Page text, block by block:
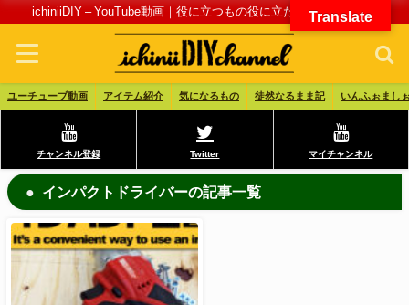
ichiniiDIY – YouTube動画｜役に立つもの役に立たないものブログ
ユーチューブ動画 アイテム紹介 気になるもの 徒然なるまま記 いんふぉまし
チャンネル登録 Twitter マイチャンネル
インパクトドライバーの記事一覧
Translate